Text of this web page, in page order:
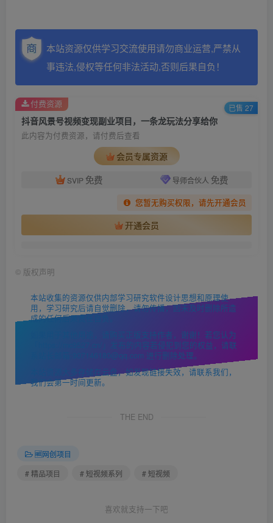
本站资源仅供学习交流使用请勿商业运营,严禁从
事违法,侵权等任何非法活动,否则后果自负！
抖音风景号视频变现副业项目，一条龙玩法分享给你
此内容为付费资源，请付费后查看
会员专属资源
SVIP 免费 导师合伙人 免费
您暂无购买权限，请先开通会员
开通会员
付费资源 已售 27
© 版权声明
本站收集的资源仅供内部学习研究软件设计思想和原理使
用，学习研究后请自觉删除，请勿传播，因未及时删除所造
成的任何后果责任自负。
如果用于其他用途，请购买正版支持作者，谢谢！若您认为
「https://mc9527.cn/」发布的内容若侵犯到您的权益，请联
系站长邮箱:907146180@qq.com 进行删除处理。
本站资源大多存储在云盘，如发现链接失效，请联系我们，
我们会第一时间更新。
THE END
🆓网创项目
# 精品项目
# 短视频系列 # 短视频
喜欢就支持一下吧